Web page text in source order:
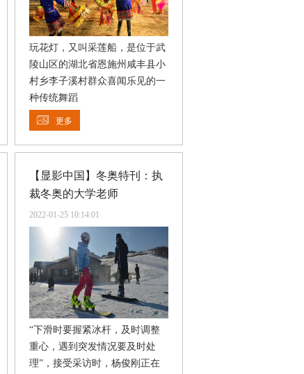
玩花灯，又叫采莲船，是位于武
陵山区的湖北省恩施州咸丰县小
村乡李子溪村群众喜闻乐见的一
种传统舞蹈
更多
【显影中国】冬奥特刊：执
裁冬奥的大学老师
2022-01-25 10:14:01
“下滑时要握紧冰杆，及时调整
重心，遇到突发情况要及时处
理”，接受采访时，杨俊刚正在